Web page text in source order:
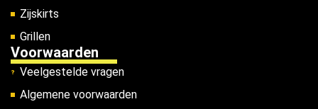
Zijskirts
Grillen
Voorwaarden
Veelgestelde vragen
Algemene voorwaarden